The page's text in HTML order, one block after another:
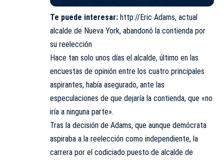
Te puede interesar: http://Eric Adams, actual
alcalde de Nueva York, abandonó la contienda por
su reelección
Hace tan solo unos días el alcalde, último en las
encuestas de opinión entre los cuatro principales
aspirantes, había asegurado, ante las
especulaciones de que dejaría la contienda, que «no
iría a ninguna parte».
Tras la decisión de Adams, que aunque demócrata
aspiraba a la reelección como independiente, la
carrera por el codiciado puesto de alcalde de